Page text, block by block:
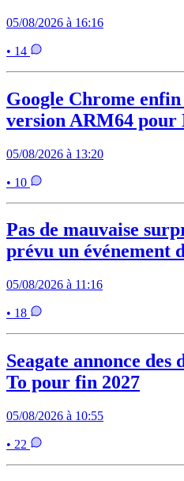
05/08/2026 à 16:16
• 14
Google Chrome
version ARM64 pour
05/08/2026 à 13:20
• 10
Pas de mauvaise
prévu un événement
05/08/2026 à 11:16
• 18
Seagate annonce des
To pour fin 2027
05/08/2026 à 10:55
• 22